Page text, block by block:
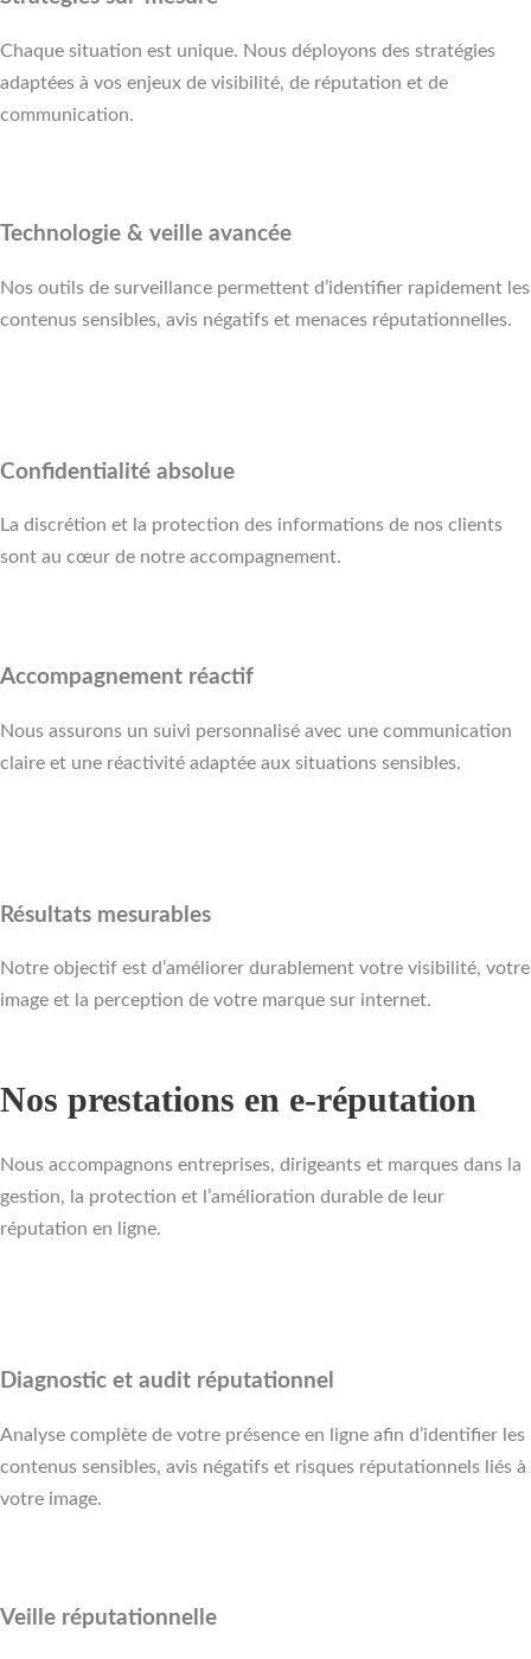
Chaque situation est unique. Nous déployons des stratégies
adaptées à vos enjeux de visibilité, de réputation et de
communication.
Technologie & veille avancée
Nos outils de surveillance permettent d’identifier rapidement les
contenus sensibles, avis négatifs et menaces réputationnelles.
Confidentialité absolue
La discrétion et la protection des informations de nos clients
sont au cœur de notre accompagnement.
Accompagnement réactif
Nous assurons un suivi personnalisé avec une communication
claire et une réactivité adaptée aux situations sensibles.
Résultats mesurables
Notre objectif est d’améliorer durablement votre visibilité, votre
image et la perception de votre marque sur internet.
Nos prestations en e-réputation
Nous accompagnons entreprises, dirigeants et marques dans la
gestion, la protection et l’amélioration durable de leur
réputation en ligne.
Diagnostic et audit réputationnel
Analyse complète de votre présence en ligne afin d’identifier les
contenus sensibles, avis négatifs et risques réputationnels liés à
votre image.
Veille réputationnelle